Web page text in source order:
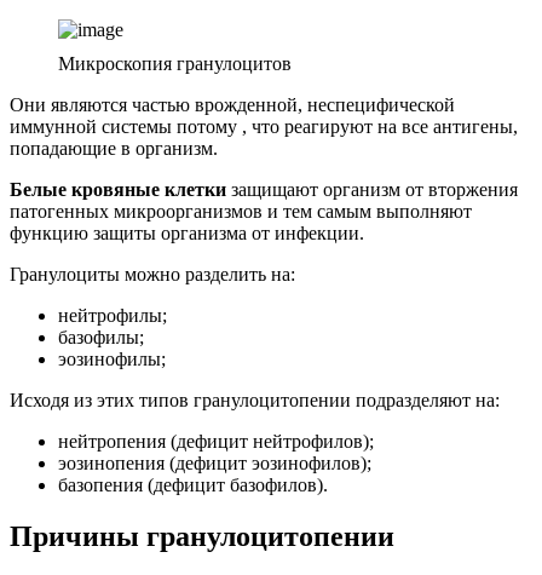
Микроскопия гранулоцитов
Они являются частью врожденной, неспецифической
иммунной системы потому , что реагируют на все антигены,
попадающие в организм.
Белые кровяные клетки защищают организм от вторжения
патогенных микроорганизмов и тем самым выполняют
функцию защиты организма от инфекции.
Гранулоциты можно разделить на:
нейтрофилы;
базофилы;
эозинофилы;
Исходя из этих типов гранулоцитопении подразделяют на:
нейтропения (дефицит нейтрофилов);
эозинопения (дефицит эозинофилов);
базопения (дефицит базофилов).
Причины гранулоцитопении